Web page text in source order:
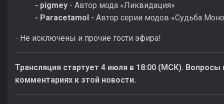
- pigmey - Автор мода «Ликвидация»
- Paracetamol - Автор серии модов «Судьба
- Не исключены и прочие гости эфира!
Трансляция стартует 4 июля в 18:00 (МСК).
комментариях к этой новости.